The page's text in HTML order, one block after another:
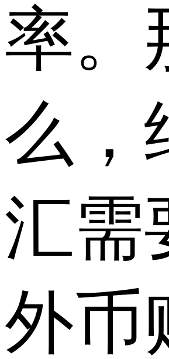
率。
么，
汇需
外币